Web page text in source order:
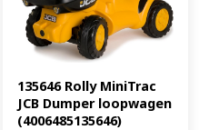
135646 Rolly MiniTrac
JCB Dumper loopwagen
(4006485135646)